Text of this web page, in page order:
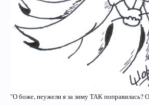
"О боже, неужели я за зиму ТАК